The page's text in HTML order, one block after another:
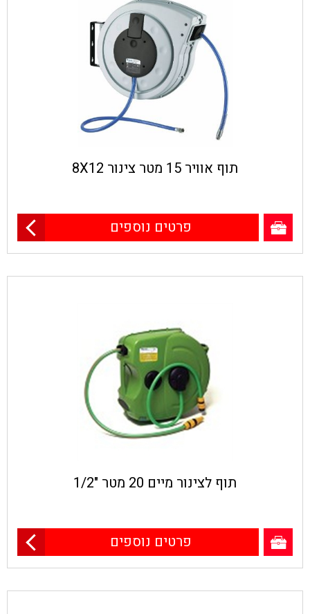
תוף אוויר 15 מטר צינור 8X12
פרטים נוספים
תוף לצינור מיים 20 מטר "1/2
פרטים נוספים